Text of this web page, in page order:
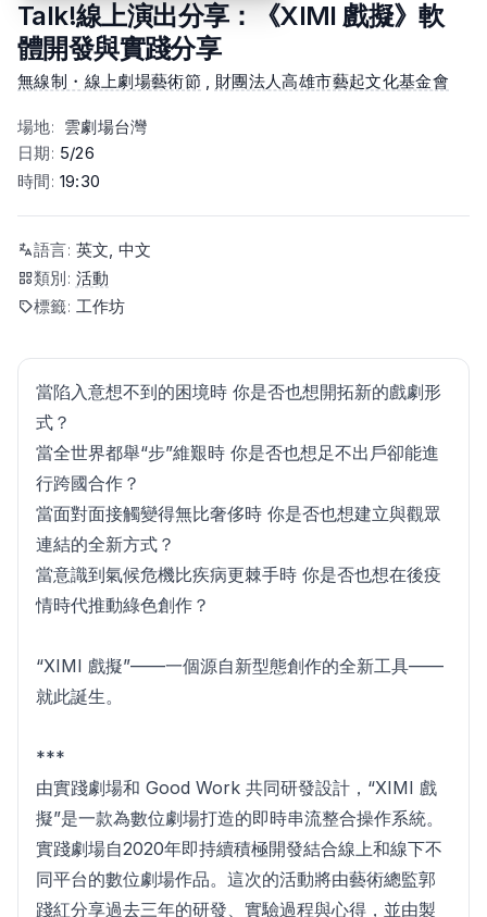
Talk!線上演出分享：《XIMI 戲擬》軟
體開發與實踐分享
無線制・線上劇場藝術節 財團法人高雄市藝起文化基金會
場地: 雲劇場台灣
日期: 5/26
時間: 19:30
語言: 英文, 中文
類別: 活動
標籤: 工作坊
當陷入意想不到的困境時 你是否也想開拓新的戲劇形
式？
當全世界都舉“步”維艱時 你是否也想足不出戶卻能進
行跨國合作？
當面對面接觸變得無比奢侈時 你是否也想建立與觀眾
連結的全新方式？
當意識到氣候危機比疾病更棘手時 你是否也想在後疫
情時代推動綠色創作？
“XIMI 戲擬”——一個源自新型態創作的全新工具——
就此誕生。
***
由實踐劇場和 Good Work 共同研發設計，“XIMI 戲
擬”是一款為數位劇場打造的即時串流整合操作系統。
實踐劇場自2020年即持續積極開發結合線上和線下不
同平台的數位劇場作品。這次的活動將由藝術總監郭
踐紅分享過去三年的研發、實驗過程與心得，並由製